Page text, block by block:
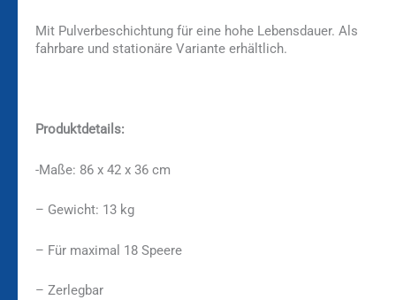
Mit Pulverbeschichtung für eine hohe Lebensdauer. Als
fahrbare und stationäre Variante erhältlich.
Produktdetails:
-Maße: 86 x 42 x 36 cm
– Gewicht: 13 kg
– Für maximal 18 Speere
– Zerlegbar